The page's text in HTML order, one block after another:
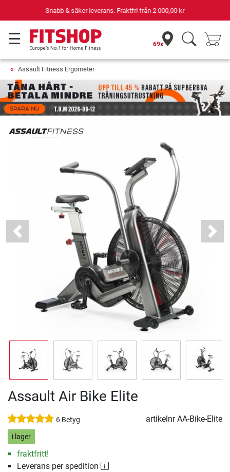
Din expert inom hemmaträning i 42 år
69x
Assault Fitness Ergometer
Previous Next
Assault Air Bike Elite
6 Betyg artikelnrAA-Bike-Elite
i lager
fraktfritt!
Leverans per spedition